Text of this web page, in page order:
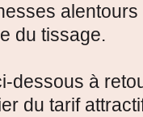
du tissage.
dessous à
du tarif